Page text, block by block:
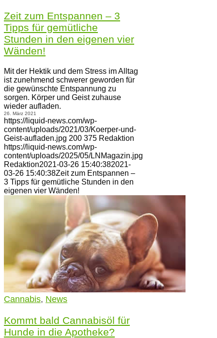
Zeit zum Entspannen – 3
Tipps für gemütliche
Stunden in den eigenen vier
Wänden!
Mit der Hektik und dem Stress im Alltag
ist zunehmend schwerer geworden für
die gewünschte Entspannung zu
sorgen. Körper und Geist zuhause
wieder aufladen.
26. März 2021
https://liquid-news.com/wp-
content/uploads/2021/03/Koerper-und-
Geist-aufladen.jpg 200 375 Redaktion
https://liquid-news.com/wp-
content/uploads/2025/05/LNMagazin.jpg
Redaktion2021-03-26 15:40:382021-
03-26 15:40:38Zeit zum Entspannen –
3 Tipps für gemütliche Stunden in den
eigenen vier Wänden!
Cannabis, News
Kommt bald Cannabisöl für
Hunde in die Apotheke?